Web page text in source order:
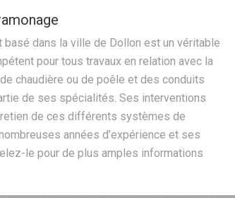
basé dans la ville de Dollon est un véritable
pour tous travaux en relation avec la
chaudière ou de poêle et des conduits
de ses spécialités. Ses interventions
de ces différents systèmes de
années d’expérience et ses
le pour de plus amples informations